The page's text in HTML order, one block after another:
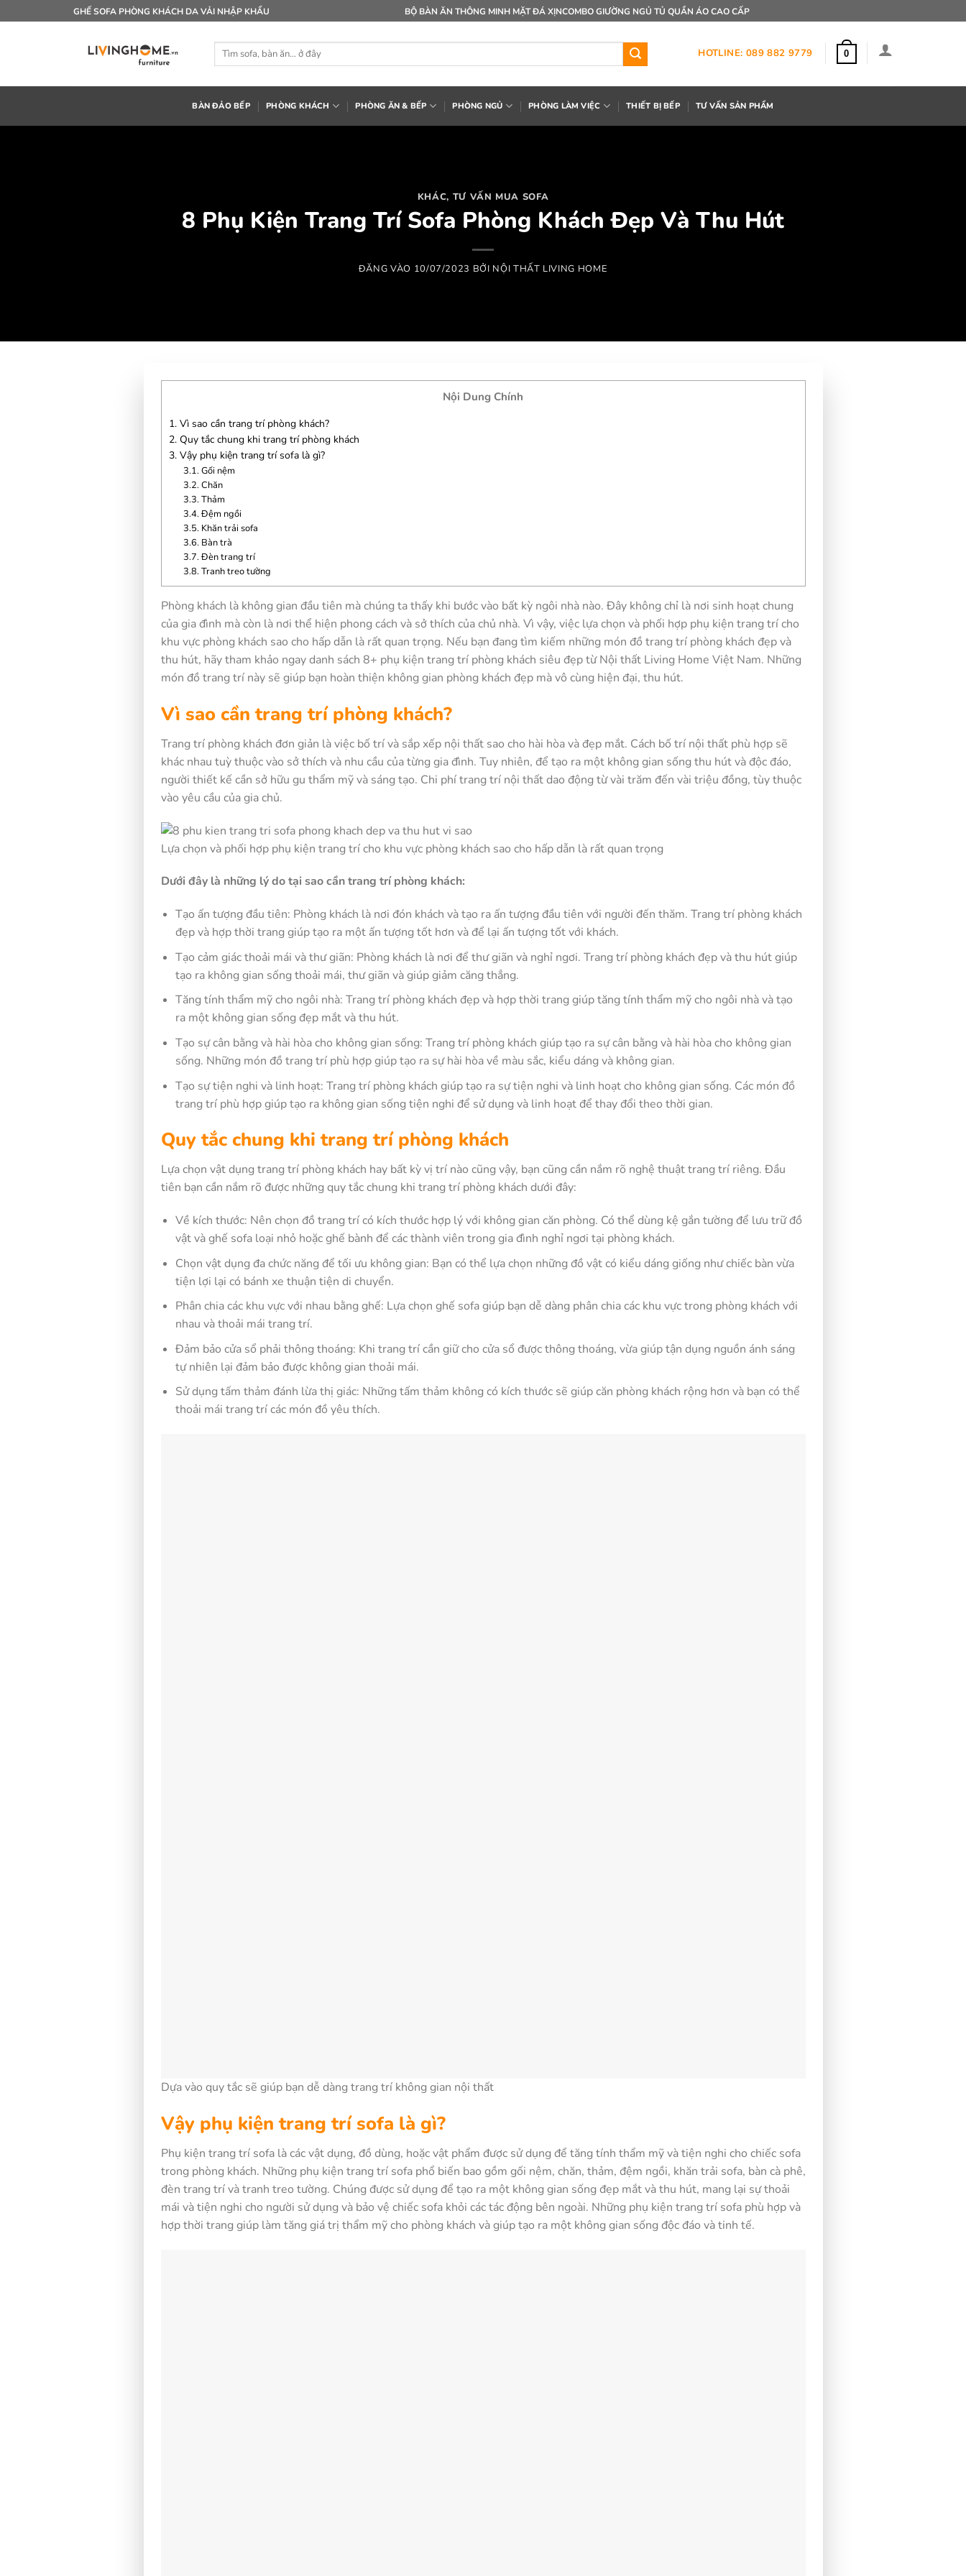
qua
GHẾ SOFA PHÒNG KHÁCH DA VẢI NHẬP KHẨU BỘ BÀN ĂN THÔNG MINH MẶT ĐÁ XỊNCOMBO GIƯỜNG NGỦ TỦ QUẦN ÁO CAO CẤP
Tìm
HOTLINE: 089 882 9779 0
BÀN ĐẢO BẾP PHÒNG KHÁCH PHÒNG ĂN & BẾP PHÒNG NGỦ PHÒNG LÀM VIỆC THIẾT BỊ BẾP TƯ VẤN SẢN PHẨM
KHÁC, TƯ VẤN MUA SOFA
8 Phụ Kiện Trang Trí Sofa Phòng Khách Đẹp Và Thu Hút
ĐĂNG VÀO 10/07/2023 BỞI NỘI THẤT LIVING HOME
Nội Dung Chính
1.Vì sao cần trang trí phòng khách?
2.Quy tắc chung khi trang trí phòng khách
3.Vậy phụ kiện trang trí sofa là gì?
3.1. Gối nệm
3.2. Chăn
3.3. Thảm
3.4. Đệm ngồi
3.5. Khăn trải sofa
3.6. Bàn trà
3.7. Đèn trang trí
3.8. Tranh treo tường
Phòng khách là không gian đầu tiên mà chúng ta thấy khi bước vào bất kỳ ngôi nhà nào. Đây không chỉ là nơi sinh hoạt chung
của gia đình mà còn là nơi thể hiện phong cách và sở thích của chủ nhà. Vì vậy, việc lựa chọn và phối hợp phụ kiện trang trí cho
khu vực phòng khách sao cho hấp dẫn là rất quan trọng. Nếu bạn đang tìm kiếm những món đồ trang trí phòng khách đẹp và
thu hút, hãy tham khảo ngay danh sách 8+ phụ kiện trang trí phòng khách siêu đẹp từ Nội thất Living Home Việt Nam. Những
món đồ trang trí này sẽ giúp bạn hoàn thiện không gian phòng khách đẹp mà vô cùng hiện đại, thu hút.
Vì sao cần trang trí phòng khách?
Trang trí phòng khách đơn giản là việc bố trí và sắp xếp nội thất sao cho hài hòa và đẹp mắt. Cách bố trí nội thất phù hợp sẽ
khác nhau tuỳ thuộc vào sở thích và nhu cầu của từng gia đình. Tuy nhiên, để tạo ra một không gian sống thu hút và độc đáo,
người thiết kế cần sở hữu gu thẩm mỹ và sáng tạo. Chi phí trang trí nội thất dao động từ vài trăm đến vài triệu đồng, tùy thuộc
vào yêu cầu của gia chủ.
Lựa chọn và phối hợp phụ kiện trang trí cho khu vực phòng khách sao cho hấp dẫn là rất quan trọng
Dưới đây là những lý do tại sao cần trang trí phòng khách:
Tạo ấn tượng đầu tiên: Phòng khách là nơi đón khách và tạo ra ấn tượng đầu tiên với người đến thăm. Trang trí phòng khách
đẹp và hợp thời trang giúp tạo ra một ấn tượng tốt hơn và để lại ấn tượng tốt với khách.
Tạo cảm giác thoải mái và thư giãn: Phòng khách là nơi để thư giãn và nghỉ ngơi. Trang trí phòng khách đẹp và thu hút giúp
tạo ra không gian sống thoải mái, thư giãn và giúp giảm căng thẳng.
Tăng tính thẩm mỹ cho ngôi nhà: Trang trí phòng khách đẹp và hợp thời trang giúp tăng tính thẩm mỹ cho ngôi nhà và tạo
ra một không gian sống đẹp mắt và thu hút.
Tạo sự cân bằng và hài hòa cho không gian sống: Trang trí phòng khách giúp tạo ra sự cân bằng và hài hòa cho không gian
sống. Những món đồ trang trí phù hợp giúp tạo ra sự hài hòa về màu sắc, kiểu dáng và không gian.
Tạo sự tiện nghi và linh hoạt: Trang trí phòng khách giúp tạo ra sự tiện nghi và linh hoạt cho không gian sống. Các món đồ
trang trí phù hợp giúp tạo ra không gian sống tiện nghi để sử dụng và linh hoạt để thay đổi theo thời gian.
Quy tắc chung khi trang trí phòng khách
Lựa chọn vật dụng trang trí phòng khách hay bất kỳ vị trí nào cũng vậy, bạn cũng cần nắm rõ nghệ thuật trang trí riêng. Đầu
tiên bạn cần nắm rõ được những quy tắc chung khi trang trí phòng khách dưới đây:
Về kích thước: Nên chọn đồ trang trí có kích thước hợp lý với không gian căn phòng. Có thể dùng kệ gắn tường để lưu trữ đồ
vật và ghế sofa loại nhỏ hoặc ghế bành để các thành viên trong gia đình nghỉ ngơi tại phòng khách.
Chọn vật dụng đa chức năng để tối ưu không gian: Bạn có thể lựa chọn những đồ vật có kiểu dáng giống như chiếc bàn vừa
tiện lợi lại có bánh xe thuận tiện di chuyển.
Phân chia các khu vực với nhau bằng ghế: Lựa chọn ghế sofa giúp bạn dễ dàng phân chia các khu vực trong phòng khách với
nhau và thoải mái trang trí.
Đảm bảo cửa sổ phải thông thoáng: Khi trang trí cần giữ cho cửa sổ được thông thoáng, vừa giúp tận dụng nguồn ánh sáng
tự nhiên lại đảm bảo được không gian thoải mái.
Sử dụng tấm thảm đánh lừa thị giác: Những tấm thảm không có kích thước sẽ giúp căn phòng khách rộng hơn và bạn có thể
thoải mái trang trí các món đồ yêu thích.
Dựa vào quy tắc sẽ giúp bạn dễ dàng trang trí không gian nội thất
Vậy phụ kiện trang trí sofa là gì?
Phụ kiện trang trí sofa là các vật dụng, đồ dùng, hoặc vật phẩm được sử dụng để tăng tính thẩm mỹ và tiện nghi cho chiếc sofa
trong phòng khách. Những phụ kiện trang trí sofa phổ biến bao gồm gối nệm, chăn, thảm, đệm ngồi, khăn trải sofa, bàn cà phê,
đèn trang trí và tranh treo tường. Chúng được sử dụng để tạo ra một không gian sống đẹp mắt và thu hút, mang lại sự thoải
mái và tiện nghi cho người sử dụng và bảo vệ chiếc sofa khỏi các tác động bên ngoài. Những phụ kiện trang trí sofa phù hợp và
hợp thời trang giúp làm tăng giá trị thẩm mỹ cho phòng khách và giúp tạo ra một không gian sống độc đáo và tinh tế.